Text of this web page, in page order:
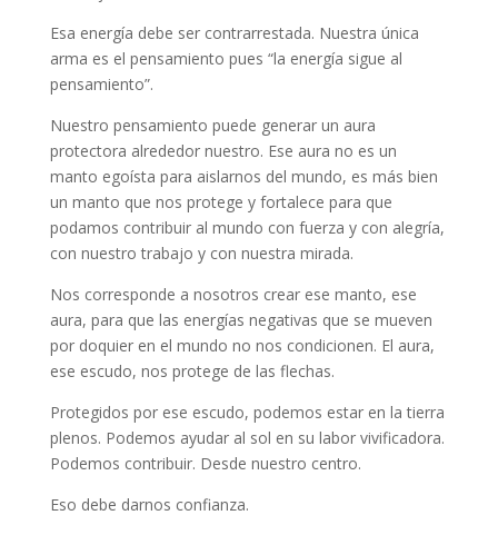
Esa energía debe ser contrarrestada. Nuestra única
arma es el pensamiento pues “la energía sigue al
pensamiento”.
Nuestro pensamiento puede generar un aura
protectora alrededor nuestro. Ese aura no es un
manto egoísta para aislarnos del mundo, es más bien
un manto que nos protege y fortalece para que
podamos contribuir al mundo con fuerza y con alegría,
con nuestro trabajo y con nuestra mirada.
Nos corresponde a nosotros crear ese manto, ese
aura, para que las energías negativas que se mueven
por doquier en el mundo no nos condicionen. El aura,
ese escudo, nos protege de las flechas.
Protegidos por ese escudo, podemos estar en la tierra
plenos. Podemos ayudar al sol en su labor vivificadora.
Podemos contribuir. Desde nuestro centro.
Eso debe darnos confianza.